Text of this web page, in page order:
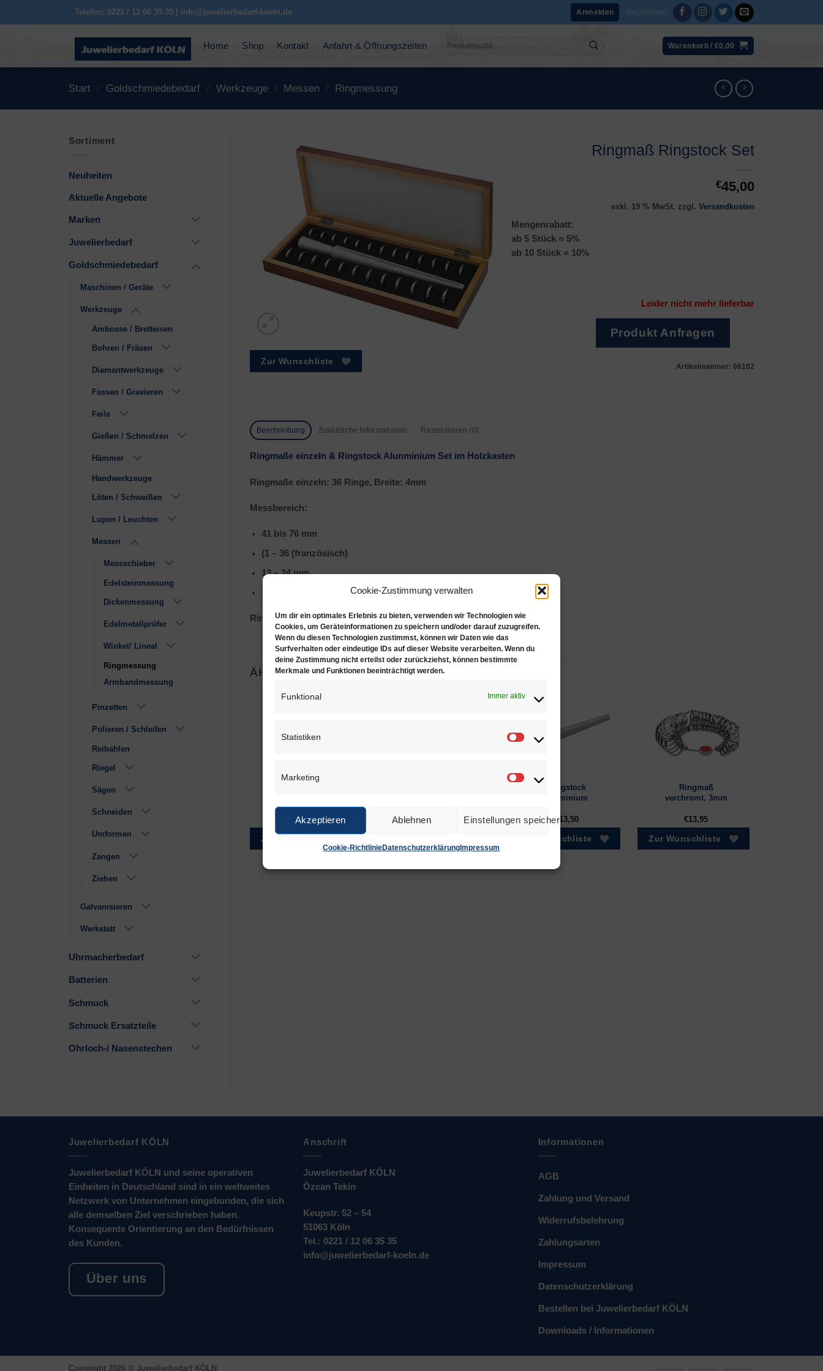
Cookie-Zustimmung verwalten
Um dir ein optimales Erlebnis zu bieten, verwenden wir Technologien wie
Cookies, um Geräteinformationen zu speichern und/oder darauf zuzugreifen.
Wenn du diesen Technologien zustimmst, können wir Daten wie das
Surfverhalten oder eindeutige IDs auf dieser Website verarbeiten. Wenn du
deine Zustimmung nicht erteilst oder zurückziehst, können bestimmte
Merkmale und Funktionen beeinträchtigt werden.
Funktional Immer aktiv
Statistiken
Statistiken
Marketing
Marketing
Akzeptieren Ablehnen Einstellungen speichern
Cookie-RichtlinieDatenschutzerklärungImpressum
Telefon: 0221 / 12 06 35 35 | info@juwelierbedarf-koeln.de Anmelden Registrieren
Home Shop Kontakt Anfahrt & Öffnungszeiten
Suchen
Warenkorb /€0,00
Start / Goldschmiedebedarf / Werkzeuge / Messen / Ringmessung
Sortiment
Neuheiten
Aktuelle Angebote
Marken
Juwelierbedarf
Goldschmiedebedarf
Maschinen / Geräte
Werkzeuge
Ambosse / Bretteisen
Bohren / Fräsen
Diamantwerkzeuge
Fassen / Gravieren
Feile
Gießen / Schmelzen
Hämmer
Handwerkzeuge
Löten / Schweißen
Lupen / Leuchten
Messen
Messschieber
Edelsteinmessung
Dickenmessung
Edelmetallprüfer
Winkel/ Lineal
Ringmessung
Armbandmessung
Pinzetten
Polieren / Schleifen
Reibahlen
Riegel
Sägen
Schneiden
Umformen
Zangen
Ziehen
Galvanisieren
Werkstatt
Uhrmacherbedarf
Batterien
Schmuck
Schmuck Ersatzteile
Ohrloch-/ Nasenstechen
Zur Wunschliste
Ringmaß Ringstock Set
€45,00
exkl. 19 % MwSt. zzgl. Versandkosten
Mengenrabatt:
ab 5 Stück = 5%
ab 10 Stück = 10%
Leider nicht mehr lieferbar
Produkt Anfragen
Artikelnummer: 06102
Beschreibung Zusätzliche Informationen Rezensionen (0)
Ringmaße einzeln & Ringstock Alunminium Set im Holzkasten
Ringmaße einzeln: 36 Ringe, Breite: 4mm
Messbereich:
41 bis 76 mm
(1 – 36 (französisch)
13 – 24 mm
1 – 15 (amerikanisch )
Ringstock Länge: 250mm
ÄHNLICHE PRODUKTE
€14,90
Zur Wunschliste
€14,75
Ringstock
Aluminium
€13,50
Zur Wunschliste
Ringmaß
verchromt, 3mm
€13,95
Zur Wunschliste
Zur Wunschliste
Juwelierbedarf KÖLN
Juwelierbedarf KÖLN und seine operativen
Einheiten in Deutschland sind in ein weltweites
Netzwerk von Unternehmen eingebunden, die sich
alle demselben Ziel verschrieben haben.
Konsequente Orientierung an den Bedürfnissen
des Kunden.
Über uns
Anschrift
Juwelierbedarf KÖLN
Özcan Tekin
Keupstr. 52 – 54
51063 Köln
Tel.: 0221 / 12 06 35 35
info@juwelierbedarf-koeln.de
Informationen
AGB
Zahlung und Versand
Widerrufsbelehrung
Zahlungsarten
Impressum
Datenschutzerklärung
Bestellen bei Juwelierbedarf KÖLN
Downloads / Informationen
Copyright 2026 © Juwelierbedarf KÖLN